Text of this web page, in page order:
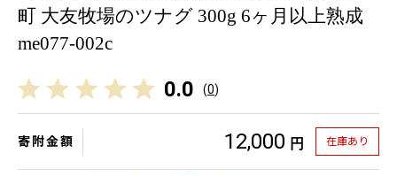
町 大友牧場のツナグ 300g 6ヶ月以上熟成
me077-002c
0.0 (0)
寄附金額 12,000 円 在庫あり